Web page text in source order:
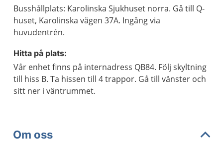
Busshållplats: Karolinska Sjukhuset norra. Gå till Q-
huset, Karolinska vägen 37A. Ingång via
huvudentrén.
Hitta på plats:
Vår enhet finns på internadress QB84. Följ skyltning
till hiss B. Ta hissen till 4 trappor. Gå till vänster och
sitt ner i väntrummet.
Om oss